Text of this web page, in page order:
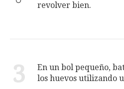
revolver bien.
3
En un bol pequeño,
los huevos utilizando